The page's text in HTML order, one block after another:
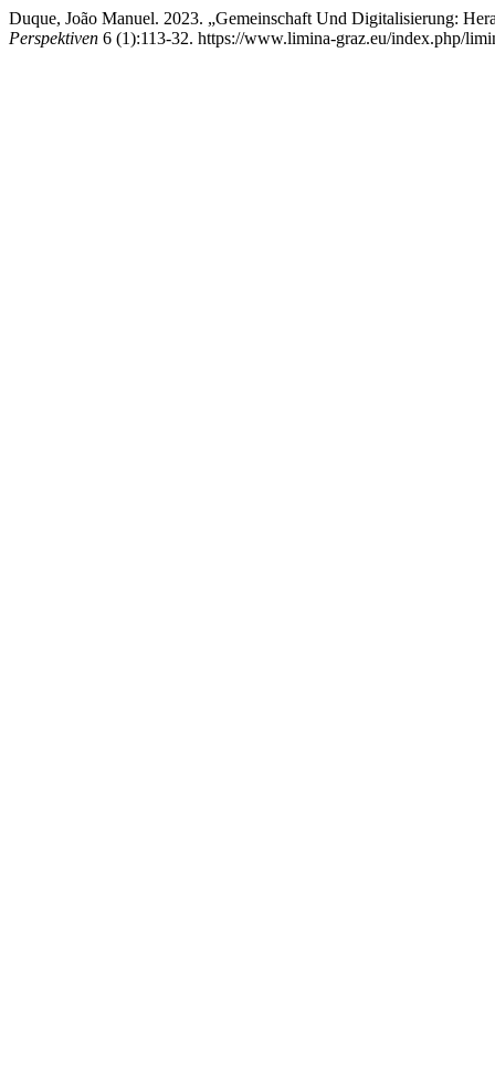
Duque, João Manuel. 2023. „Gemeinschaft Und Digitalisierung:
Perspektiven 6 (1):113-32. https://www.limina-graz.eu/index.php/